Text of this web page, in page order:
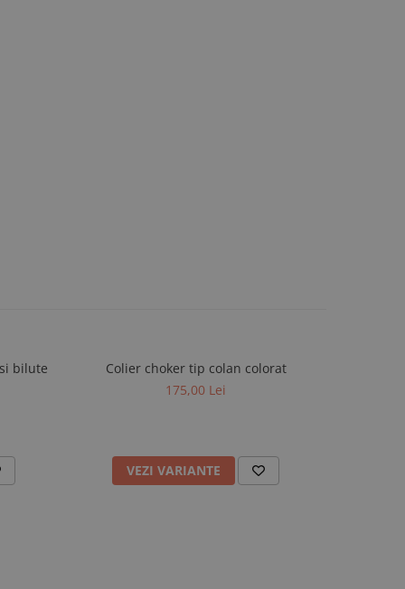
bilute
Colier choker tip colan colorat
175,00 Lei
VEZI VARIANTE